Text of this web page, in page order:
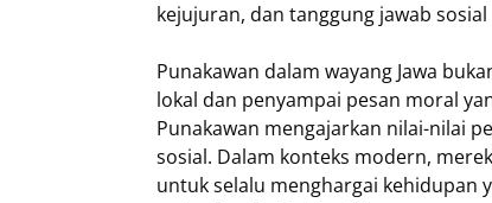
kejujuran, dan tanggung jawab
Punakawan dalam wayang Jawa
lokal dan penyampai pesan moral
Punakawan mengajarkan nilai-nilai
sosial. Dalam konteks modern,
untuk selalu menghargai kehidupan